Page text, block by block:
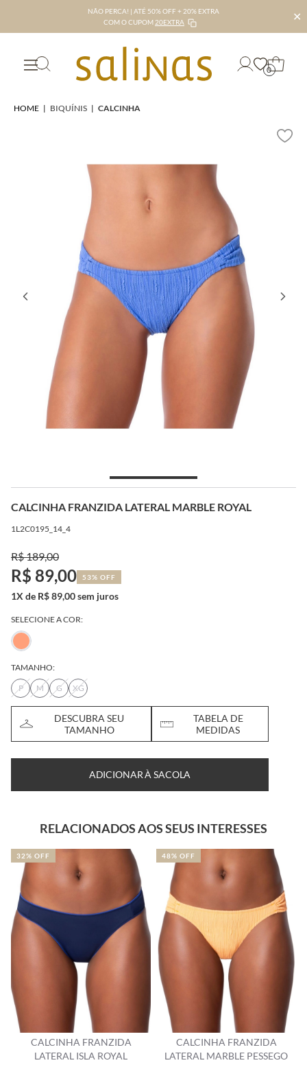
NÃO PERCA! | ATÉ 50% OFF + 20% EXTRA
COM O CUPOM 20EXTRA ✕
0
HOME | BIQUÍNIS | CALCINHA
CALCINHA FRANZIDA LATERAL MARBLE ROYAL
1L2C0195_14_4
R$ 189,00
R$ 89,00 53% OFF
1X de R$ 89,00 sem juros
SELECIONE A COR:
TAMANHO:
P
M G XG
DESCUBRA SEU
TAMANHO
TABELA DE
MEDIDAS
ADICIONAR À SACOLA
RELACIONADOS AOS SEUS INTERESSES
FRANZIDA
ISLA ROYAL
CALCINHA FRANZIDA
LATERAL MARBLE PESSEGO
48% OFF 50% OFF